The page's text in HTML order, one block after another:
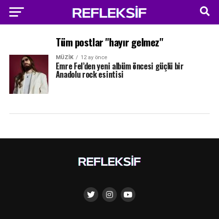
Tüm postlar "hayır gelmez"
MÜZIK 12 ay önce
Emre Fel’den yeni albüm öncesi güçlü bir
Anadolu rock esintisi